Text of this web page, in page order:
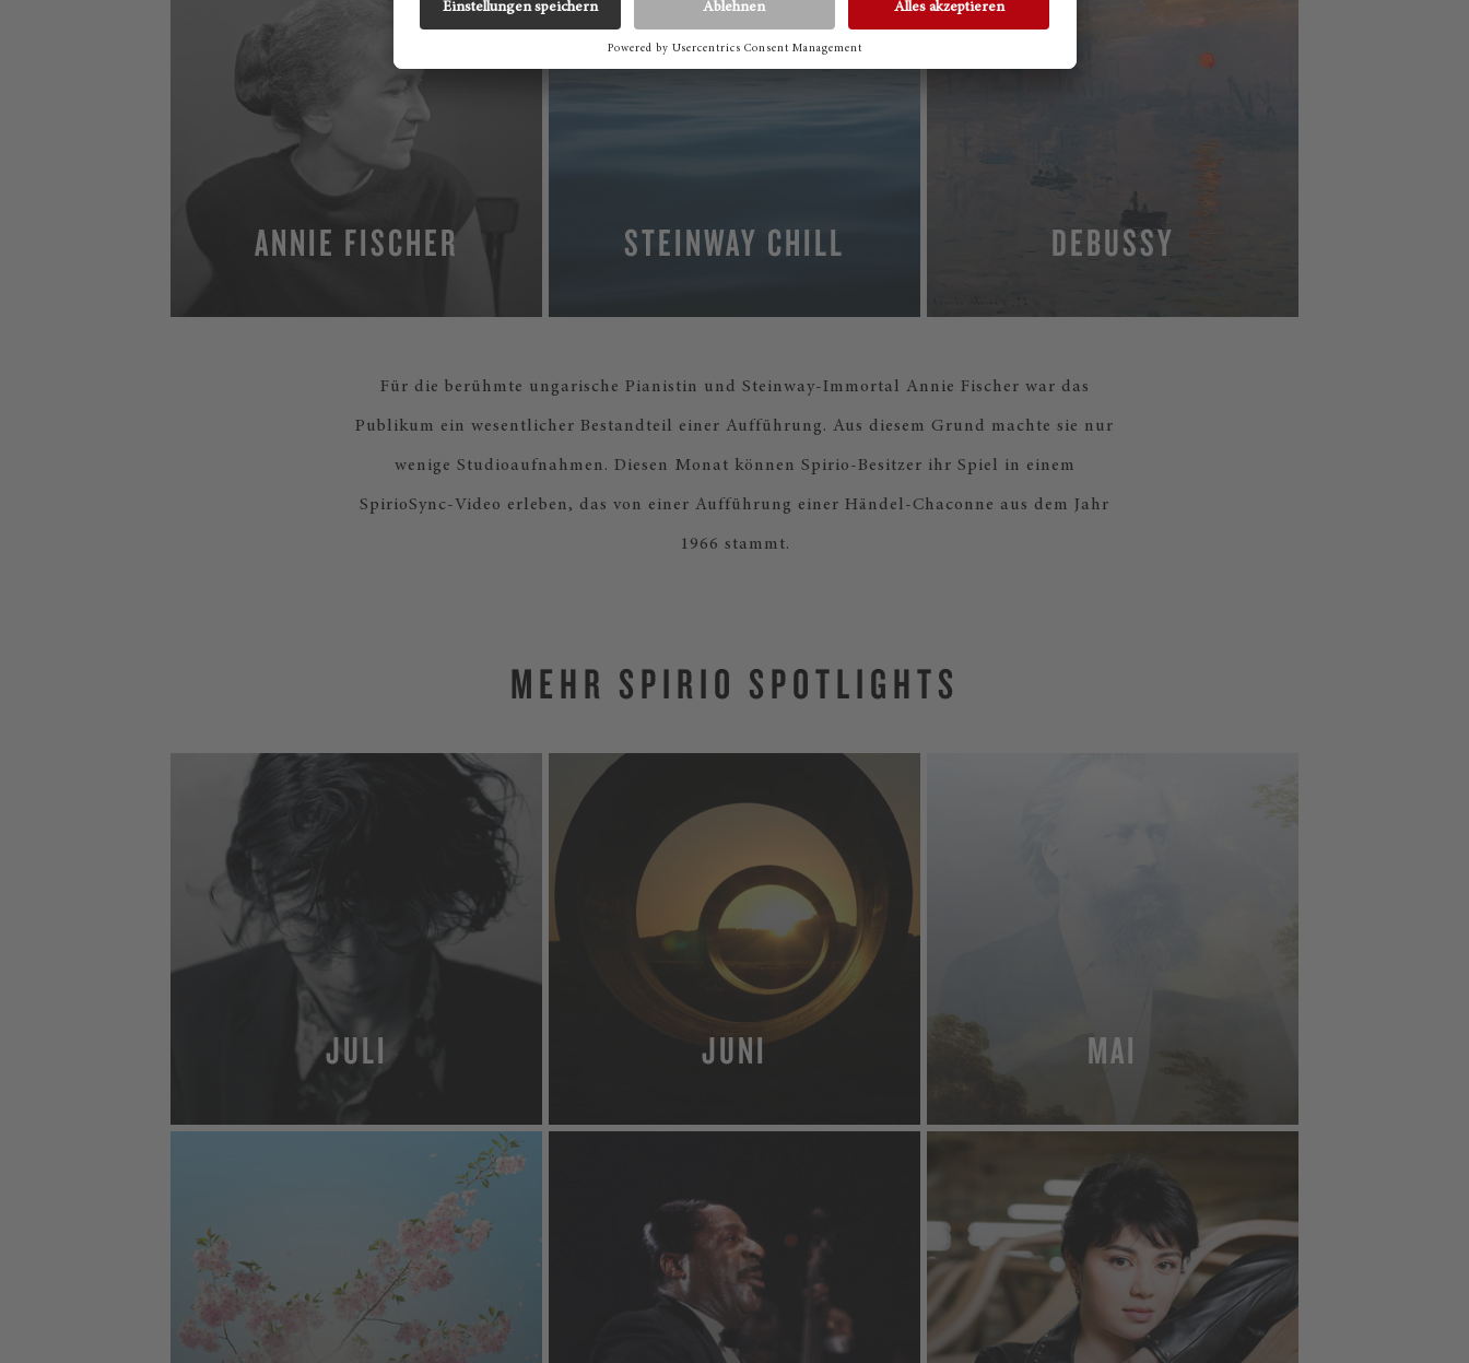
ANNIE FISCHER STEINWAY CHILL DEBUSSY
Für die berühmte ungarische Pianistin und Steinway-Immortal Annie Fischer war das
Publikum ein wesentlicher Bestandteil einer Aufführung. Aus diesem Grund machte sie nur
wenige Studioaufnahmen. Diesen Monat können Spirio-Besitzer ihr Spiel in einem
SpirioSync-Video erleben, das von einer Aufführung einer Händel-Chaconne aus dem Jahr
1966 stammt.
MEHR SPIRIO SPOTLIGHTS
JULI
MEHR
JUNI MAI